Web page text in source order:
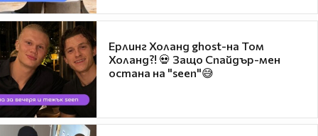
Ерлинг Холанд ghost-на Том
Холанд?! 💀 Защо Спайдър-мен
остана на "seen"😅